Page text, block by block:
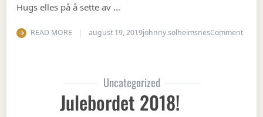
Hugs elles på å sette av …
READ MORE august 19, 2019johnny.solheimsnesCommenton
Uncategorized
Julebordet 2018!